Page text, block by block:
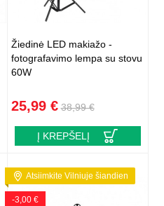
Žiedinė LED makiažo -
fotografavimo lempa su stovu
60W
25,99 € 38,99 €
Į KREPŠELĮ
Atsiimkite Vilniuje šiandien
-3,00 €